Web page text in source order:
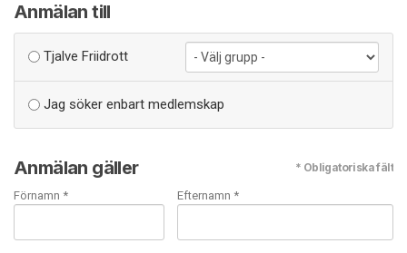
Anmälan till
Tjalve Friidrott
Jag söker enbart medlemskap
Anmälan gäller * Obligatoriska fält
Förnamn * Efternamn *